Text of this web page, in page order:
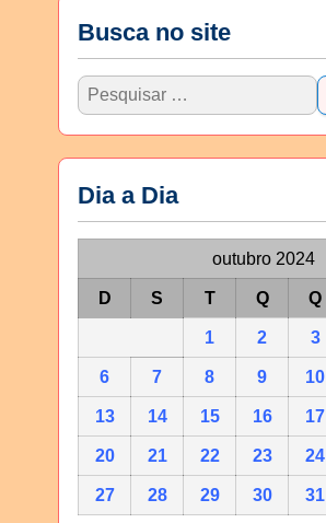
Busca no site
Dia a Dia
outubro 2024
D S T Q Q
1 2 3
6 7 8 9 10
13 14 15 16 17
20 21 22 23 24
27 28 29 30 31